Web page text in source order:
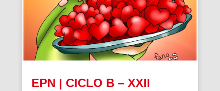
EPN | CICLO B – XXII